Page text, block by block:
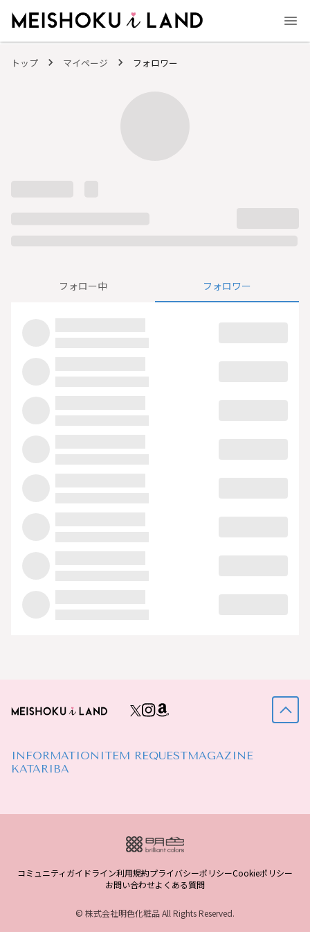
トップ マイページ フォロワー
フォロー中 フォロワー
INFORMATION ITEM REQUESTMAGAZINE
KATARIBA
コミュニティガイドライン利用規約プライバシーポリシーCookieポリシー
お問い合わせよくある質問
© 株式会社明色化粧品 All Rights Reserved.